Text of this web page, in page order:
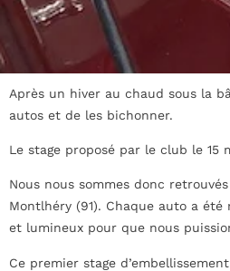
Après un hiver au chaud sous la
autos et de les bichonner.
Le stage proposé par le club le
Nous nous sommes donc
Montlhéry (91). Chaque auto a
et lumineux pour que nous
Ce premier stage